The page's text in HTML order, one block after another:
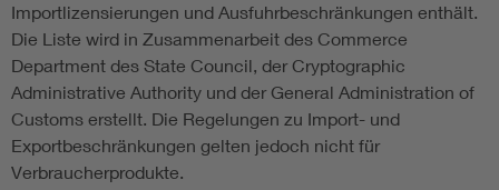
Importlizensierungen und Ausfuhrbeschränkungen enthält.
Die Liste wird in Zusammenarbeit des Commerce
Department des State Council, der Cryptographic
Administrative Authority und der General Administration of
Customs erstellt. Die Regelungen zu Import- und
Exportbeschränkungen gelten jedoch nicht für
Verbraucherprodukte.